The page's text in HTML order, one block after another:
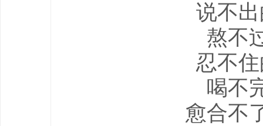
说不
熬不
忍不
喝不
愈合不